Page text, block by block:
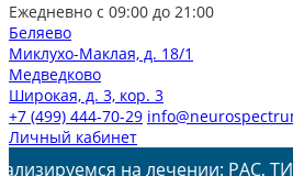
Ежедневно с 09:00 до 21:00
Беляево
Миклухо-Маклая, д. 18/1
Медведково
Широкая, д. 3, кор. 3
+7 (499) 444-70-29
Личный кабинет
на лечении: РАС, ТИКИ,